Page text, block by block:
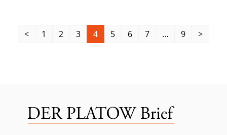
Einfluss des Lobbyverbands auf Politik und Regulierer in
den vergangenen Jahren eher abgenommen hat.
< 1 2 3 4 5 6 7 … 9 >